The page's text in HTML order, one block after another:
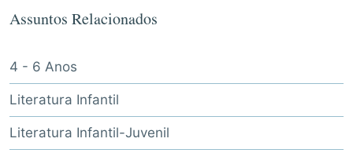
Assuntos Relacionados
4 - 6 Anos
Literatura Infantil
Literatura Infantil-Juvenil